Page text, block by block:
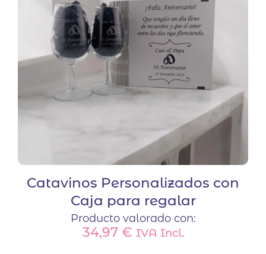
Catavinos Personalizados con
Caja para regalar
Producto valorado con:
34,97 € IVA Incl.